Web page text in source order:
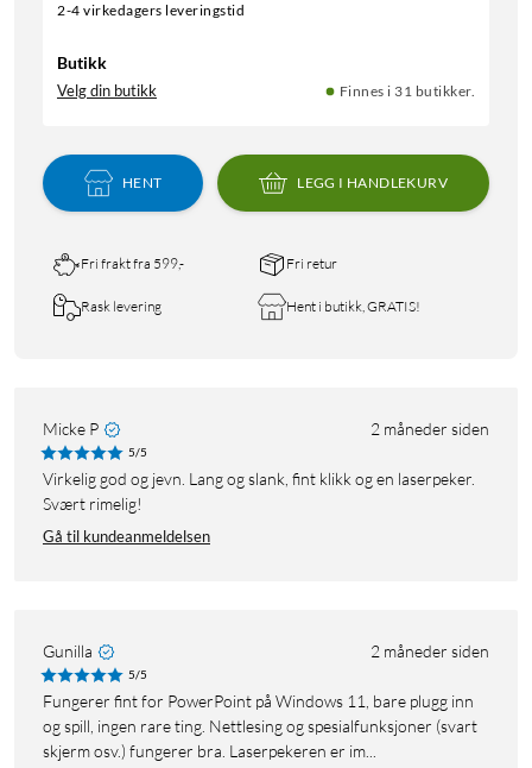
2-4 virkedagers leveringstid
Butikk
Velg din butikk Finnes i 31 butikker.
HENT LEGG I HANDLEKURV
Fri frakt fra 599,- Fri retur
Rask levering Hent i butikk, GRATIS!
Micke P 2 måneder siden
5/5
Virkelig god og jevn. Lang og slank, fint klikk og en laserpeker.
Svært rimelig!
Gå til kundeanmeldelsen
Gunilla 2 måneder siden
5/5
Fungerer fint for PowerPoint på Windows 11, bare plugg inn
og spill, ingen rare ting. Nettlesing og spesialfunksjoner (svart
skjerm osv.) fungerer bra. Laserpekeren er im...